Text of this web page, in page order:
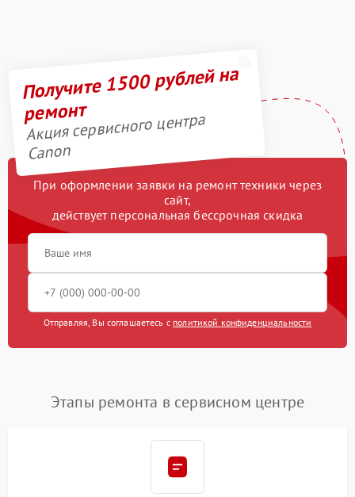
Получите 1500 рублей на
ремонт
Акция сервисного центра
Canon
При оформлении заявки на ремонт техники через
сайт,
действует персональная бессрочная скидка
Отправляя, Вы соглашаетесь с политикой конфиденциальности
Этапы ремонта в сервисном центре